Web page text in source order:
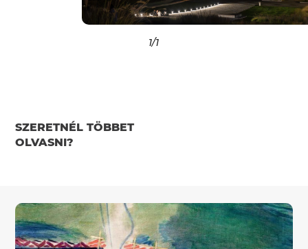
1/1
SZERETNÉL TÖBBET
OLVASNI?